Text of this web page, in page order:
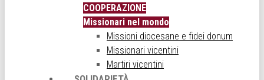
COOPERAZIONE
Missionari nel mondo
Missioni diocesane e fidei donum
Missionari vicentini
Martiri vicentini